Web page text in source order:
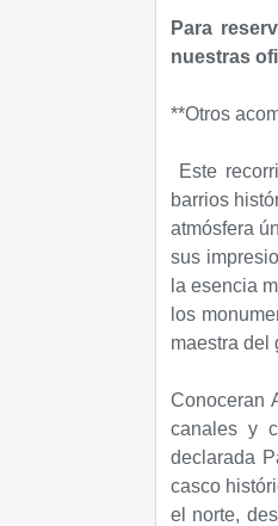
Para
nuestras
**Otros
Este
barrios
atmósfera
sus
la esencia
los
maestra del
Conoceran
canales y
declarada
casco
el norte,